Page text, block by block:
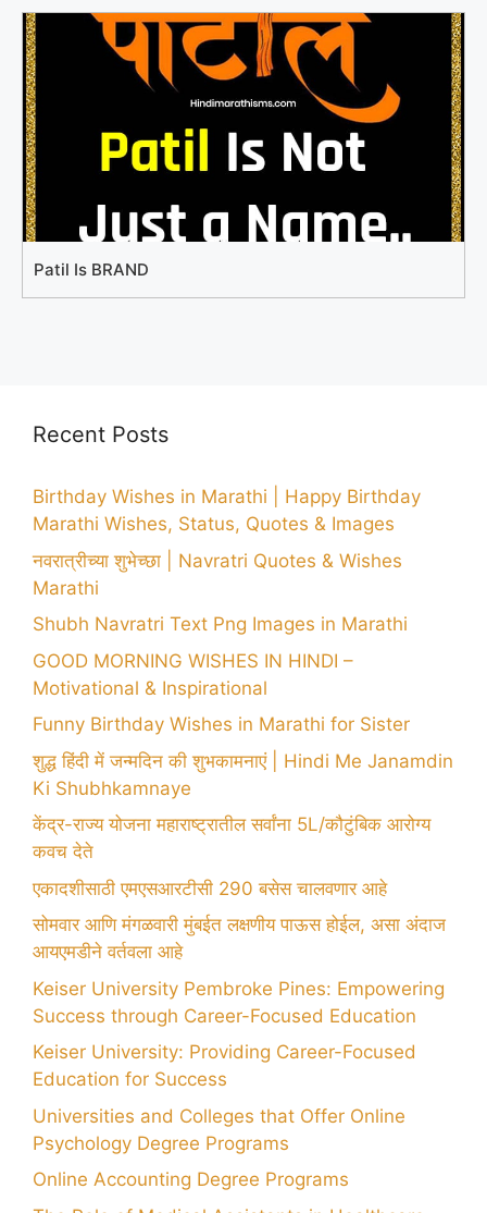
Patil Is BRAND
Recent Posts
Birthday Wishes in Marathi | Happy Birthday
Marathi Wishes, Status, Quotes & Images
नवरात्रीच्या शुभेच्छा | Navratri Quotes & Wishes
Marathi
Shubh Navratri Text Png Images in Marathi
GOOD MORNING WISHES IN HINDI –
Motivational & Inspirational
Funny Birthday Wishes in Marathi for Sister
शुद्ध हिंदी में जन्मदिन की शुभकामनाएं | Hindi Me Janamdin
Ki Shubhkamnaye
केंद्र-राज्य योजना महाराष्ट्रातील सर्वांना 5L/कौटुंबिक आरोग्य
कवच देते
एकादशीसाठी एमएसआरटीसी 290 बसेस चालवणार आहे
सोमवार आणि मंगळवारी मुंबईत लक्षणीय पाऊस होईल, असा अंदाज
आयएमडीने वर्तवला आहे
Keiser University Pembroke Pines: Empowering
Success through Career-Focused Education
Keiser University: Providing Career-Focused
Education for Success
Universities and Colleges that Offer Online
Psychology Degree Programs
Online Accounting Degree Programs